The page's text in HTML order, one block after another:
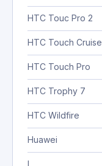
HTC Touc Pro 2
HTC Touch Cruise
HTC Touch Pro
HTC Trophy 7
HTC Wildfire
Huawei